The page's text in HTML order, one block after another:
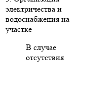
электричества и
водоснабжения на
участке
В случае
отсутствия